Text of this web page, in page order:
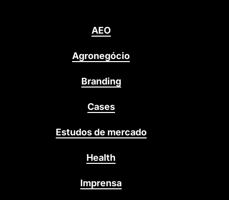
AEO
Agronegócio
Branding
Cases
Estudos de mercado
Health
Imprensa